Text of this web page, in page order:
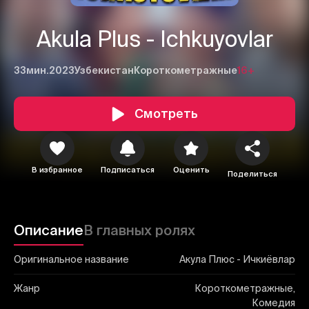
Akula Plus - Ichkuyovlar
33мин.2023Узбекистан Короткометражные16+
Смотреть
В избранное Подписаться Оценить Поделиться
ОписаниеВ главных ролях
Оригинальное название Акула Плюс - Ичкиёвлар
Жанр
Короткометражные,
Комедия
1
Отправить
Отменить Авторизоваться